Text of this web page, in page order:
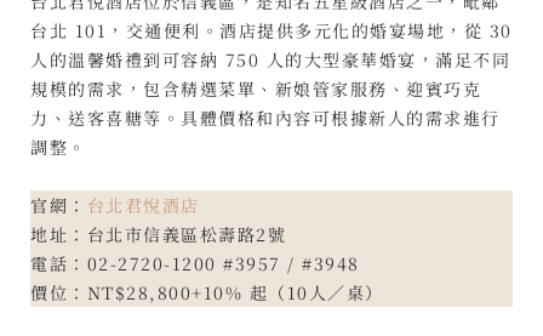
台北 101，交通便利。酒店提供多元化的婚宴場地，從 30
人的溫馨婚禮到可容納 750 人的大型豪華婚宴，滿足不同
規模的需求，包含精選菜單、新娘管家服務、迎賓巧克
力、送客喜糖等。具體價格和內容可根據新人的需求進行
調整。
官網： 台北君悅酒店
地址：台北市信義區松壽路2號
電話：02-2720-1200 #3957 / #3948
價位：NT$28,800+10% 起（10人／桌）